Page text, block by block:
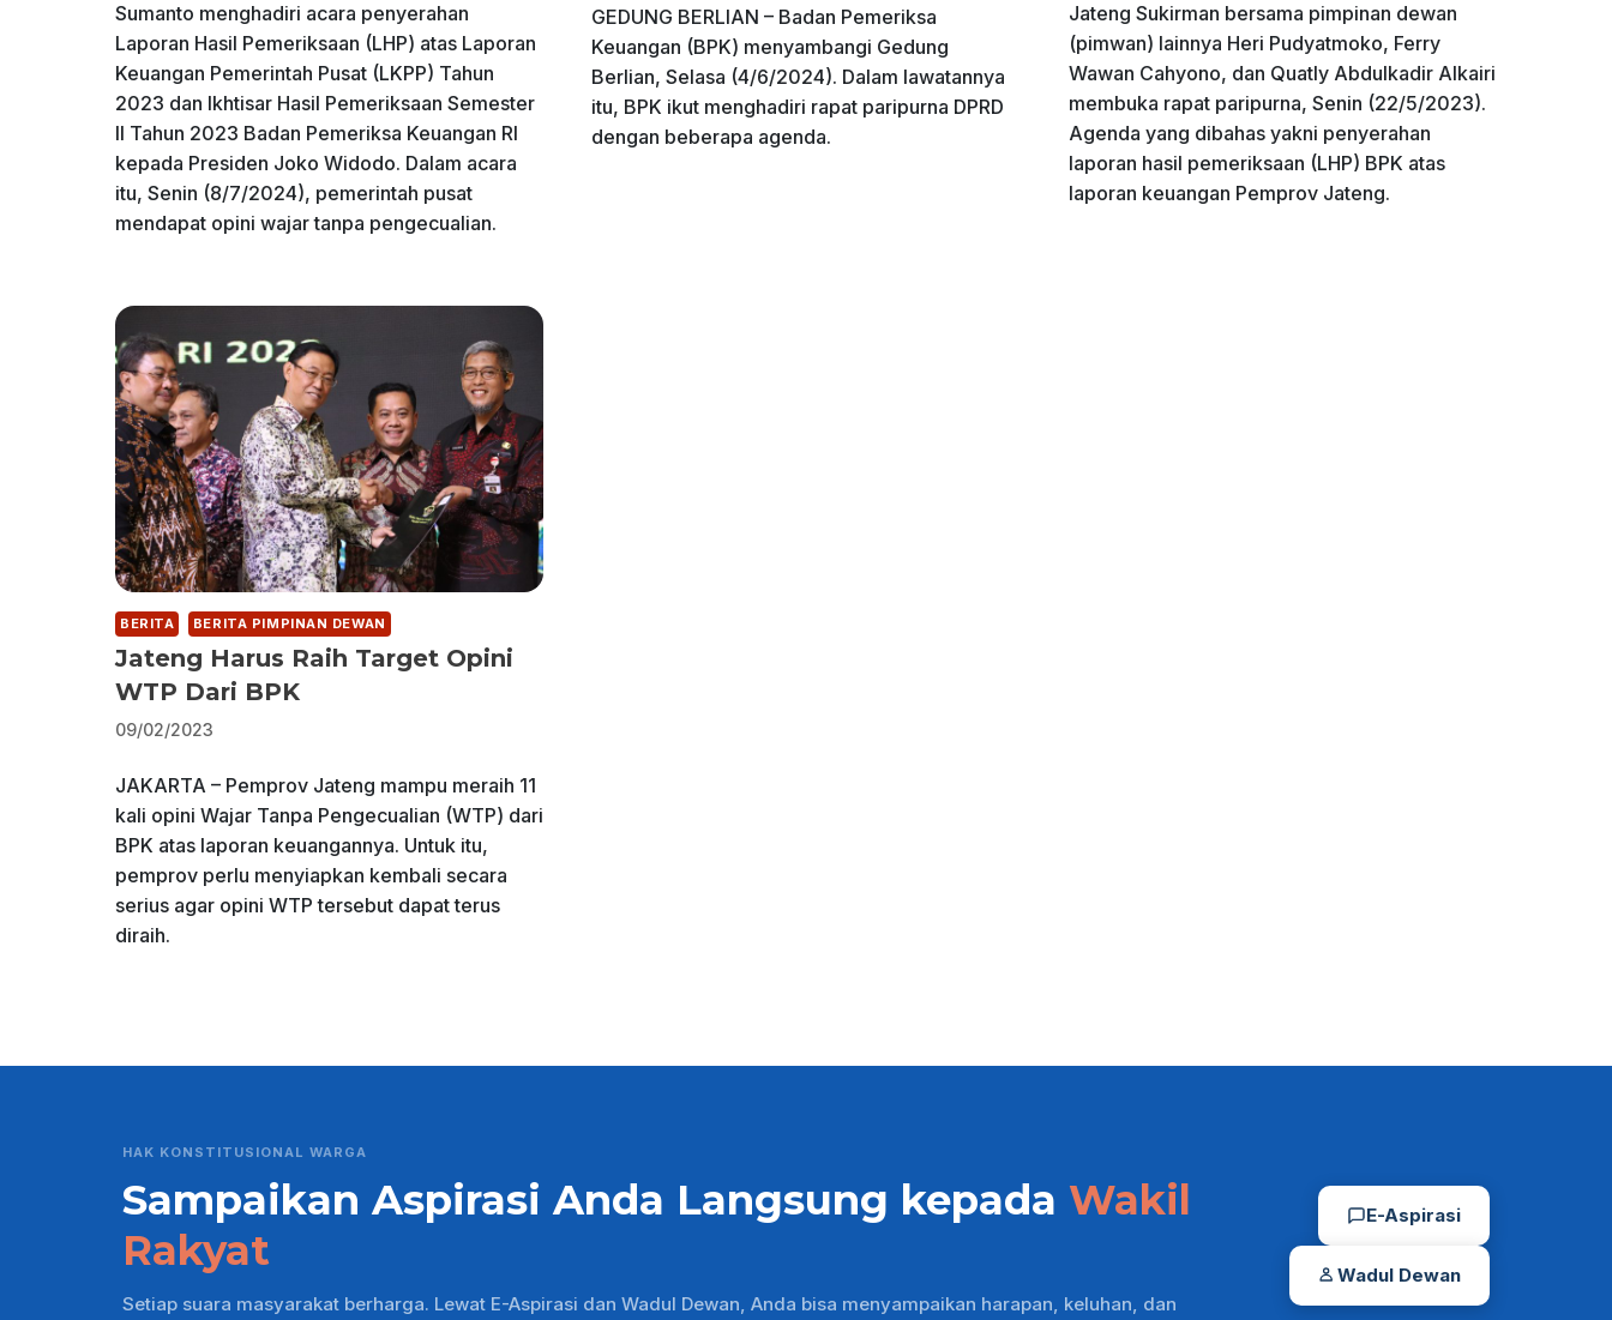
Sumanto menghadiri acara penyerahan
Laporan Hasil Pemeriksaan (LHP) atas Laporan
Keuangan Pemerintah Pusat (LKPP) Tahun
2023 dan Ikhtisar Hasil Pemeriksaan Semester
II Tahun 2023 Badan Pemeriksa Keuangan RI
kepada Presiden Joko Widodo. Dalam acara
itu, Senin (8/7/2024), pemerintah pusat
mendapat opini wajar tanpa pengecualian.
GEDUNG BERLIAN – Badan Pemeriksa
Keuangan (BPK) menyambangi Gedung
Berlian, Selasa (4/6/2024). Dalam lawatannya
itu, BPK ikut menghadiri rapat paripurna DPRD
dengan beberapa agenda.
Jateng Sukirman bersama pimpinan dewan
(pimwan) lainnya Heri Pudyatmoko, Ferry
Wawan Cahyono, dan Quatly Abdulkadir Alkairi
membuka rapat paripurna, Senin (22/5/2023).
Agenda yang dibahas yakni penyerahan
laporan hasil pemeriksaan (LHP) BPK atas
laporan keuangan Pemprov Jateng.
BERITA BERITA PIMPINAN DEWAN
Jateng Harus Raih Target Opini
WTP Dari BPK
09/02/2023
JAKARTA – Pemprov Jateng mampu meraih 11
kali opini Wajar Tanpa Pengecualian (WTP) dari
BPK atas laporan keuangannya. Untuk itu,
pemprov perlu menyiapkan kembali secara
serius agar opini WTP tersebut dapat terus
diraih.
HAK KONSTITUSIONAL WARGA
Sampaikan Aspirasi Anda Langsung kepada Wakil
Rakyat
Setiap suara masyarakat berharga. Lewat E-Aspirasi dan Wadul Dewan, Anda bisa menyampaikan harapan, keluhan, dan
E-Aspirasi
Wadul Dewan